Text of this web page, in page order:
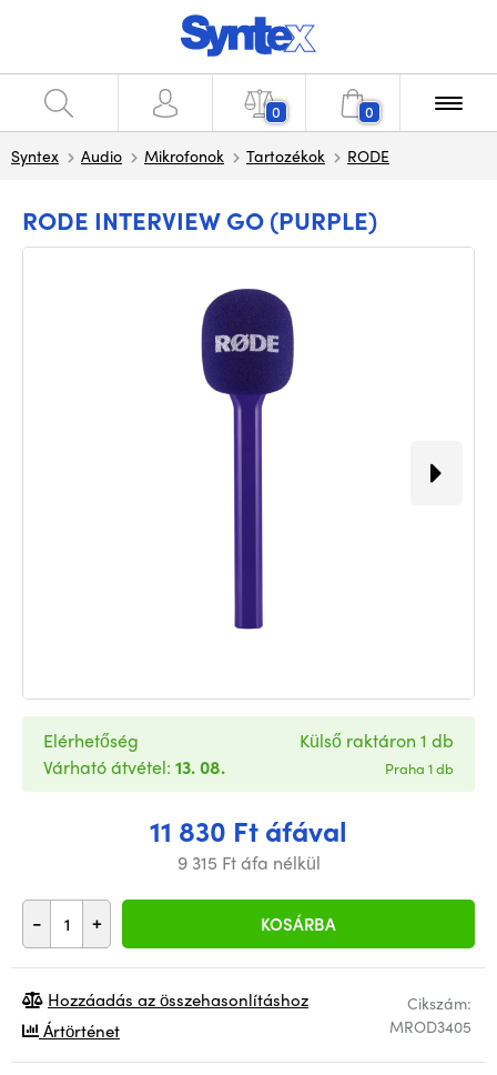
0 0
Syntex Audio Mikrofonok Tartozékok RODE
RODE INTERVIEW GO (PURPLE)
11 830 Ft áfával
9 315 Ft áfa nélkül
- + KOSÁRBA
Elérhetőség
Várható átvétel: 13. 08.
Külső raktáron 1 db
Praha 1 db
Cikszám:
MROD3405
Hozzáadás az összehasonlításhoz
Ártörténet